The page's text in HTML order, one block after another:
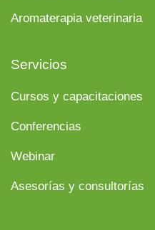
Aromaterapia veterinaria
Servicios
Cursos y capacitaciones
Conferencias
Webinar
Asesorías y consultorías